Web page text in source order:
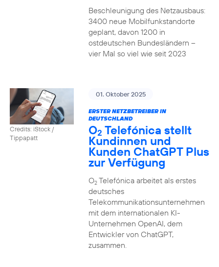
Beschleunigung des Netzausbaus:
3400 neue Mobilfunkstandorte
geplant, davon 1200 in
ostdeutschen Bundesländern –
vier Mal so viel wie seit 2023
Credits: iStock /
Tippapatt
01. Oktober 2025
ERSTER NETZBETREIBER IN
DEUTSCHLAND
O2 Telefónica stellt
Kundinnen und
Kunden ChatGPT Plus
zur Verfügung
O2Telefónica arbeitet als erstes
deutsches
Telekommunikationsunternehmen
mit dem internationalen KI-
Unternehmen OpenAI, dem
Entwickler von ChatGPT,
zusammen.